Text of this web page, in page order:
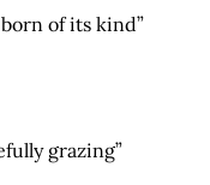
of its kind”
grazing”